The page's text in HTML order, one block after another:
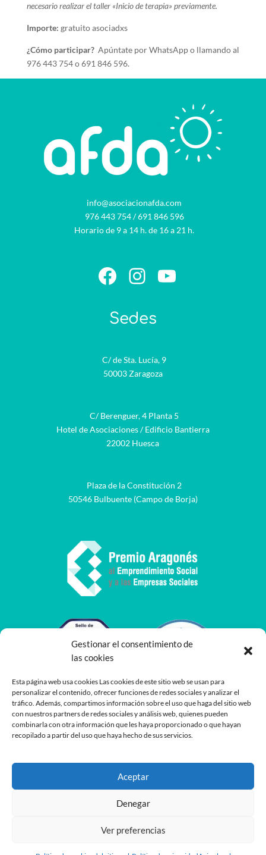
Gestionar el consentimiento de
las cookies
Esta página web usa cookies Las cookies de este sitio web se usan para
personalizar el contenido, ofrecer funciones de redes sociales y analizar el
tráfico. Además, compartimos información sobre el uso que haga del sitio web
con nuestros partners de redes sociales y análisis web, quienes pueden
combinarla con otra información que les haya proporcionado o que hayan
recopilado a partir del uso que haya hecho de sus servicios.
Aceptar
Denegar
Ver preferencias
necesario realizar el taller «Inicio de terapia» previamente.
Importe: gratuito asociadxs
¿Cómo participar? Apúntate por WhatsApp o llamando al
976 443 754 o 691 846 596.
info@asociacionafda.com
976 443 754/691 846 596
Horario de 9 a 14 h. de 16 a 21 h.
Facebook
Instagram
YouTube
Sedes
C/ de Sta. Lucía, 9
50003 Zaragoza
C/ Berenguer, 4 Planta 5
Hotel de Asociaciones / Edificio Bantierra
22002 Huesca
Plaza de la Constitución 2
50546 Bulbuente (Campo de Borja)